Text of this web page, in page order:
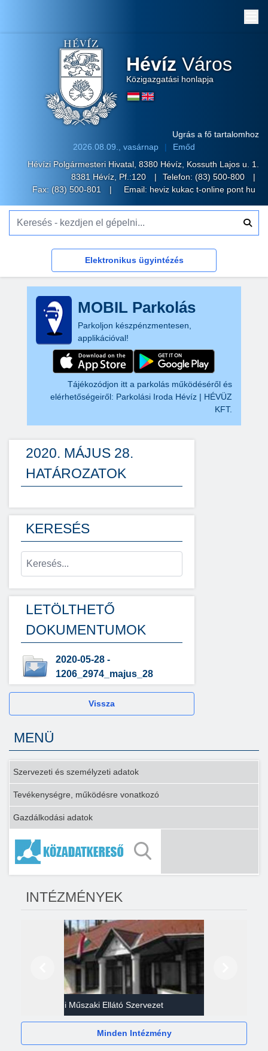
Hévíz Város
Közigazgatási honlapja
Ugrás a fő tartalomhoz
2026.08.09., vasárnap
Emőd
Hévízi Polgármesteri Hivatal, 8380 Hévíz, Kossuth Lajos u. 1.
8381 Hévíz, Pf.:120
Telefon: (83) 500-800
Fax: (83) 500-801
Email: heviz kukac t-online pont hu
Elektronikus ügyintézés
MOBIL Parkolás
Parkoljon készpénzmentesen,
applikációval!
Tájékozódjon itt a parkolás működéséről és
elérhetőségeiről: Parkolási Iroda Hévíz | HÉVÜZ
KFT.
2020. MÁJUS 28.
HATÁROZATOK
KERESÉS
LETÖLTHETŐ
DOKUMENTUMOK
2020-05-28 -
1206_2974_majus_28
Vissza
MENÜ
Szervezeti és személyzeti adatok
Tevékenységre, működésre vonatkozó
Gazdálkodási adatok
INTÉZMÉNYEK
Gazdasági Műszaki Ellátó Szervezet
Minden Intézmény